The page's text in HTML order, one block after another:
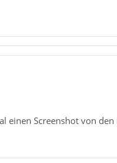
einen Screenshot von den